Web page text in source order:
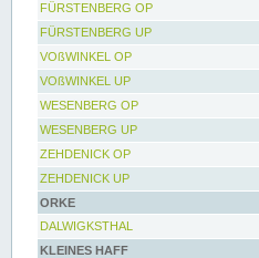
FÜRSTENBERG OP
FÜRSTENBERG UP
VOßWINKEL OP
VOßWINKEL UP
WESENBERG OP
WESENBERG UP
ZEHDENICK OP
ZEHDENICK UP
ORKE
DALWIGKSTHAL
KLEINES HAFF